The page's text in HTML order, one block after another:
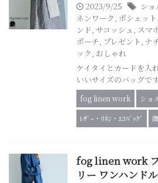
2023/9/25 シ
ネンワーク, ポシェット,
ンド, サコッシュ, スマ
ポーチ, プレゼント, ナ
ック, おしゃれ
ケイタイとカードを入
いいサイズのバッグです
fog linen work
ショ
ﾚｻﾞｰ・ﾘﾈﾝ・ｴｺﾊﾞｯｸﾞ
fog linen work
リー ワンハンド